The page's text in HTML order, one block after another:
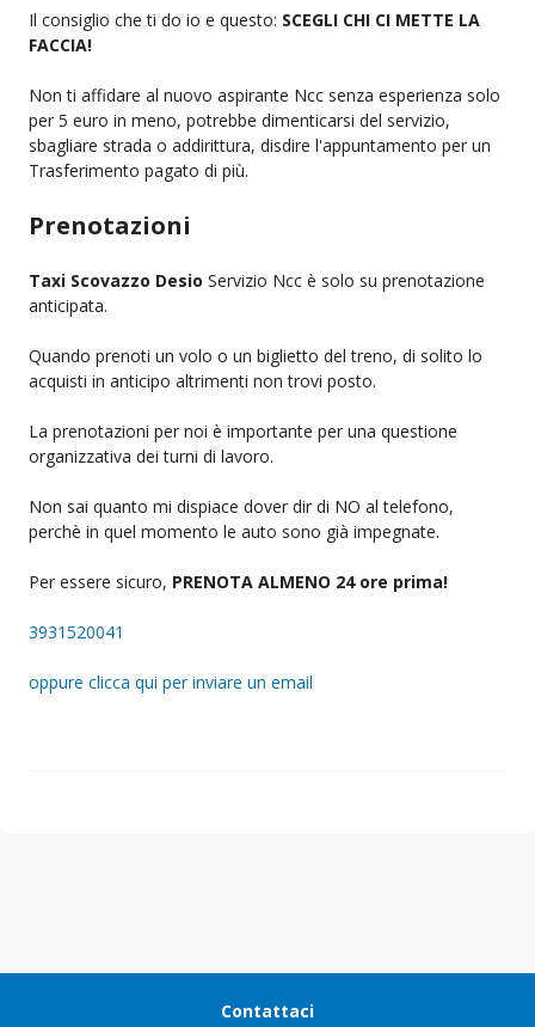
Il consiglio che ti do io e questo: SCEGLI CHI CI METTE LA
FACCIA!
Non ti affidare al nuovo aspirante Ncc senza esperienza solo
per 5 euro in meno, potrebbe dimenticarsi del servizio,
sbagliare strada o addirittura, disdire l'appuntamento per un
Trasferimento pagato di più.
Prenotazioni
Taxi Scovazzo Desio Servizio Ncc è solo su prenotazione
anticipata.
Quando prenoti un volo o un biglietto del treno, di solito lo
acquisti in anticipo altrimenti non trovi posto.
La prenotazioni per noi è importante per una questione
organizzativa dei turni di lavoro.
Non sai quanto mi dispiace dover dir di NO al telefono,
perchè in quel momento le auto sono già impegnate.
Per essere sicuro, PRENOTA ALMENO 24 ore prima!
3931520041
oppure clicca qui per inviare un email
Contattaci